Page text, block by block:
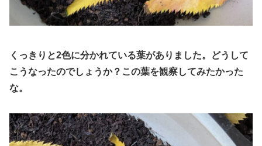
くっきりと2色に分かれている葉がありました。どうして
こうなったのでしょうか？ この葉を観察してみたかった
な。